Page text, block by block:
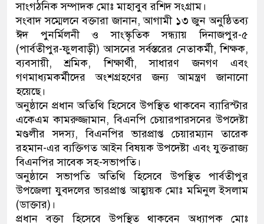
সাংগঠনিক সম্পাদক মোঃ মাহাবুব রশিদ সংগ্রাম।
সংবাদ সম্মেলনে বক্তারা জানান, আগামী ১৩ জুন অনুষ্ঠিতব্য
ঈদ পুনর্মিলনী ও সাংস্কৃতিক সন্ধ্যায় দিনাজপুর-৫
(পার্বতীপুর-ফুলবাড়ী) আসনের সর্বস্তরের নেতাকর্মী, শিক্ষক,
ব্যবসায়ী, শ্রমিক, শিক্ষার্থী, সাধারণ জনগণ এবং
গণমাধ্যমকর্মীদের অংশগ্রহণের জন্য আমন্ত্রণ জানানো
হয়েছে।
অনুষ্ঠানে প্রধান অতিথি হিসেবে উপস্থিত থাকবেন ব্যারিস্টার
একেএম কামরুজ্জামান, বিএনপি চেয়ারপারসনের উপদেষ্টা
মণ্ডলীর সদস্য, বিএনপির ভারপ্রাপ্ত চেয়ারম্যান তারেক
রহমান-এর ব্যক্তিগত আইন বিষয়ক উপদেষ্টা এবং যুক্তরাজ্য
বিএনপির সাবেক সহ-সভাপতি।
অনুষ্ঠানে সভাপতি অতিথি হিসেবে উপস্থিত পার্বতীপুর
উপজেলা যুবদলের ভারপ্রাপ্ত আহ্বায়ক মোঃ মমিনুল ইসলাম
(ডাক্তার)।
প্রধান বক্তা হিসেবে উপস্থিত থাকবেন অধ্যাপক মোঃ